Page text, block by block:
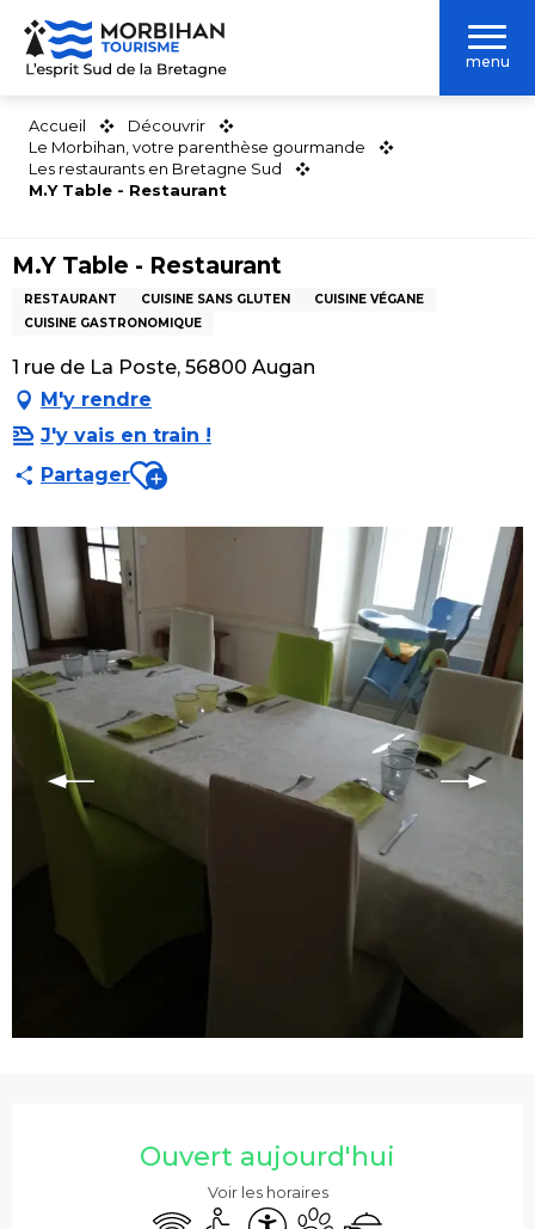
Aller
contenu
menu
Accueil
Découvrir
Le Morbihan, votre parenthèse gourmande
Les restaurants en Bretagne Sud
M.Y Table - Restaurant
M.Y Table - Restaurant
RESTAURANT CUISINE SANS GLUTEN
CUISINE VÉGANE
CUISINE GASTRONOMIQUE
1 rue de La Poste, 56800 Augan
M'y rendre
J'y vais en train !
PartagerAjouter aux favoris
Ouvert aujourd'hui
Voir les horaires
WiFi Accès handicapés
Accessibilité
Animaux acceptés
Traiteur